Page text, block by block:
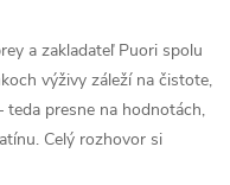
a zakladateľ Puori spolu
výživy záleží na čistote,
teda presne na hodnotách,
Celý rozhovor si